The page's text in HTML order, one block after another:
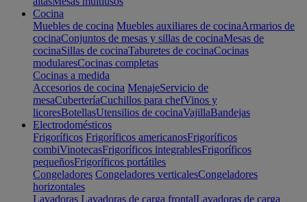
Cocina
Muebles de cocina Muebles auxiliares de cocinaArmarios de
cocinaConjuntos de mesas y sillas de cocinaMesas de
cocinaSillas de cocinaTaburetes de cocinaCocinas
modularesCocinas completas
Cocinas a medida
Accesorios de cocina MenajeServicio de
mesaCuberteríaCuchillos para chefVinos y
licoresBotellasUtensilios de cocinaVajillaBandejas
Electrodomésticos
Frigoríficos Frigoríficos americanosFrigoríficos
combiVinotecasFrigoríficos integrablesFrigoríficos
pequeñosFrigoríficos portátiles
Congeladores Congeladores verticalesCongeladores
horizontales
Lavadoras Lavadoras de carga frontalLavadoras de carga